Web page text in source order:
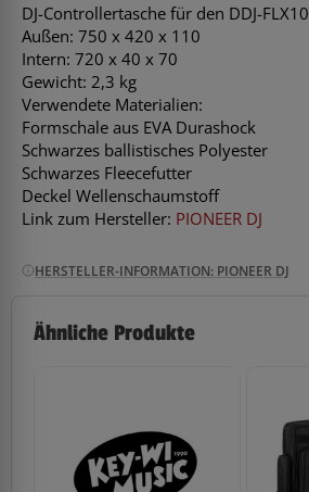
DJ-Controllertasche für den DDJ-FLX10
Außen: 750 x 420 x 110
Intern: 720 x 40 x 70
Gewicht: 2,3 kg
Verwendete Materialien:
Formschale aus EVA Durashock
Schwarzes ballistisches Polyester
Schwarzes Fleecefutter
Deckel Wellenschaumstoff
Link zum Hersteller: PIONEER DJ
HERSTELLER-INFORMATION: PIONEER DJ
Ähnliche Produkte